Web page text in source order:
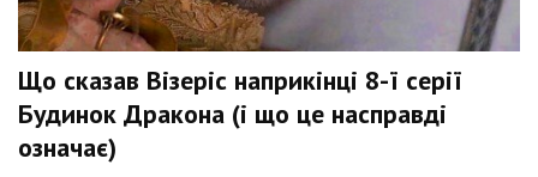
Що сказав Візеріс наприкінці 8-ї серії
Будинок Дракона (і що це насправді
означає)